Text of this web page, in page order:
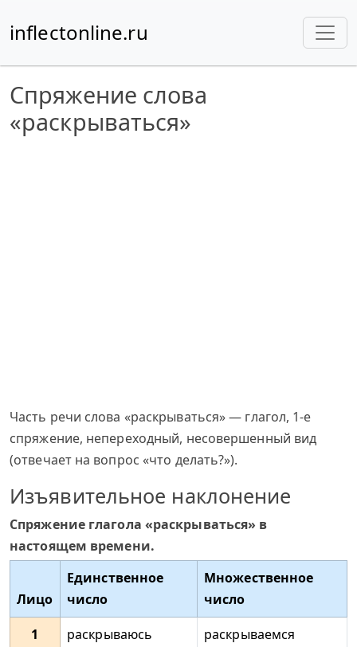
inflectonline.ru
Спряжение слова
«раскрываться»
Часть речи слова «раскрываться» — глагол, 1-е
спряжение, непереходный, несовершенный вид
(отвечает на вопрос «что делать?»).
Изъявительное наклонение
Спряжение глагола «раскрываться» в
настоящем времени.
Лицо
Единственное
число
Множественное
число
1
раскрываюсь раскрываемся